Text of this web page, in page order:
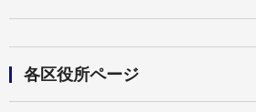
各区役所ページ